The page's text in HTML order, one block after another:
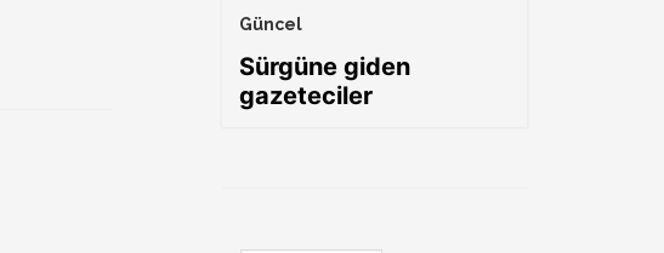
Güncel
Sürgüne giden
gazeteciler